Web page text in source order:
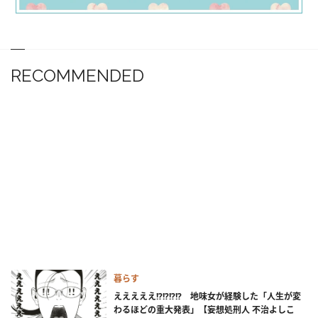
RECOMMENDED
暮らす
えええええ!?!?!?!? 地味女が経験した「人生が変
わるほどの重大発表」【妄想処刑人 不治よしこ